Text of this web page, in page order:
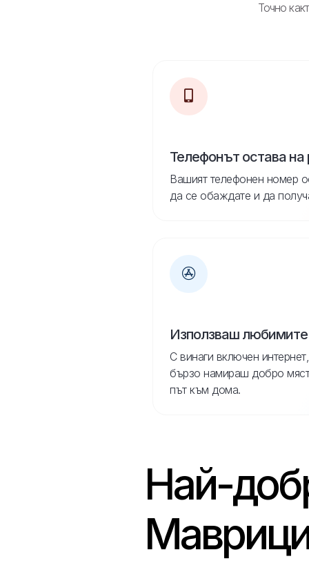
Точно
Телефонът остава
Вашият телефонен номер
да се обаждате и да
Използваш
С винаги включен
бързо намираш добро
път към дома.
Най-